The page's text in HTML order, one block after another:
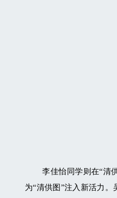
李佳怡同学则在“清供
为“清供图”注入新活力